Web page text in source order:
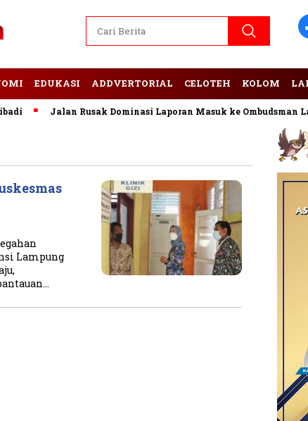
EDUKASI ADDVERTORIAL CELOTEH KOLOM
Jalan Rusak Dominasi Laporan Masuk ke Ombudsman
Lampung